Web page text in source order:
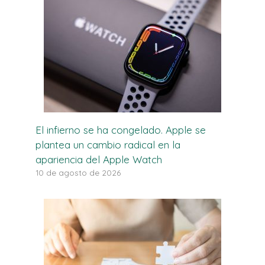
El infierno se ha congelado. Apple se
plantea un cambio radical en la
apariencia del Apple Watch
10 de agosto de 2026